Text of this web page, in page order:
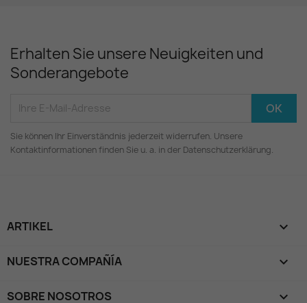
Erhalten Sie unsere Neuigkeiten und
Sonderangebote
Sie können Ihr Einverständnis jederzeit widerrufen. Unsere
Kontaktinformationen finden Sie u. a. in der Datenschutzerklärung.
ARTIKEL 
NUESTRA COMPAÑÍA 
SOBRE NOSOTROS 